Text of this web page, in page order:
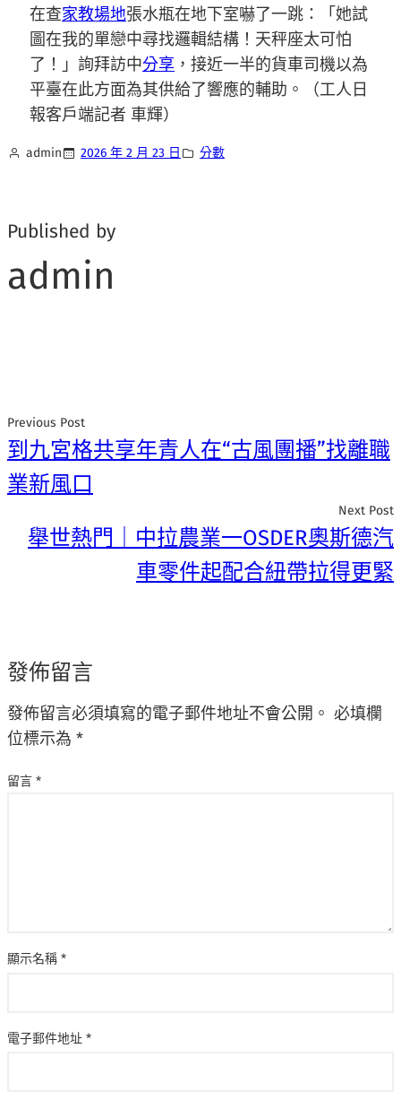
在查家教場地張水瓶在地下室嚇了一跳：「她試
圖在我的單戀中尋找邏輯結構！天秤座太可怕
了！」詢拜訪中分享 ，接近一半的貨車司機以為
平臺在此方面為其供給了響應的輔助。（工人日
報客戶端記者 車輝）
admin 2026 年 2 月 23 日 分數
Published by
admin
Previous Post
到九宮格共享年青人在“古風團播”找離職
業新風口
Next Post
舉世熱門｜中拉農業一OSDER奧斯德汽
車零件起配合紐帶拉得更緊
發佈留言
發佈留言必須填寫的電子郵件地址不會公開。 必填欄
位標示為 *
留言 *
顯示名稱 *
電子郵件地址 *